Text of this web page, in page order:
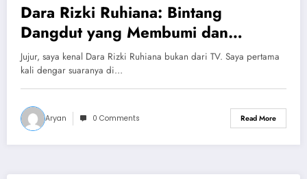
Dara Rizki Ruhiana: Bintang
Dangdut yang Membumi dan
Menginspirasi
Jujur, saya kenal Dara Rizki Ruhiana bukan dari TV. Saya pertama
kali dengar suaranya di…
Aryan 0 Comments Read More